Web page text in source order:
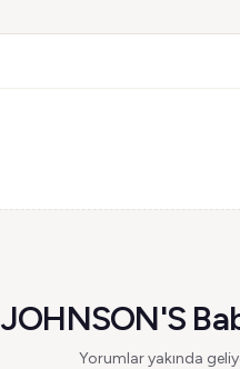
JOHNSON'S
Yorumlar yakında